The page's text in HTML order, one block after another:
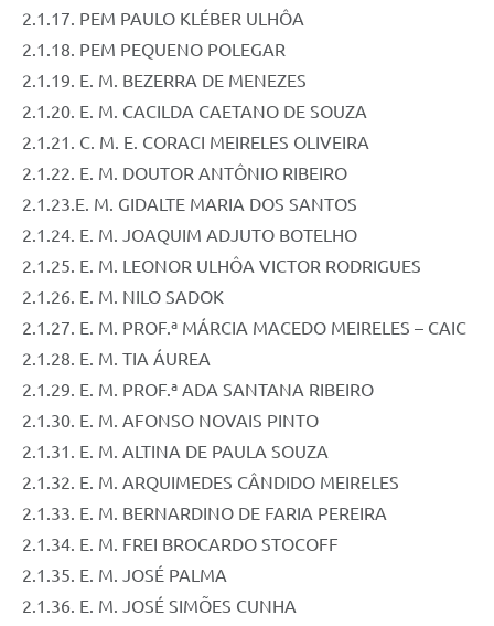
2.1.17. PEM PAULO KLÉBER ULHÔA
2.1.18. PEM PEQUENO POLEGAR
2.1.19. E. M. BEZERRA DE MENEZES
2.1.20. E. M. CACILDA CAETANO DE SOUZA
2.1.21. C. M. E. CORACI MEIRELES OLIVEIRA
2.1.22. E. M. DOUTOR ANTÔNIO RIBEIRO
2.1.23.E. M. GIDALTE MARIA DOS SANTOS
2.1.24. E. M. JOAQUIM ADJUTO BOTELHO
2.1.25. E. M. LEONOR ULHÔA VICTOR RODRIGUES
2.1.26. E. M. NILO SADOK
2.1.27. E. M. PROF.ª MÁRCIA MACEDO MEIRELES – CAIC
2.1.28. E. M. TIA ÁUREA
2.1.29. E. M. PROF.ª ADA SANTANA RIBEIRO
2.1.30. E. M. AFONSO NOVAIS PINTO
2.1.31. E. M. ALTINA DE PAULA SOUZA
2.1.32. E. M. ARQUIMEDES CÂNDIDO MEIRELES
2.1.33. E. M. BERNARDINO DE FARIA PEREIRA
2.1.34. E. M. FREI BROCARDO STOCOFF
2.1.35. E. M. JOSÉ PALMA
2.1.36. E. M. JOSÉ SIMÕES CUNHA